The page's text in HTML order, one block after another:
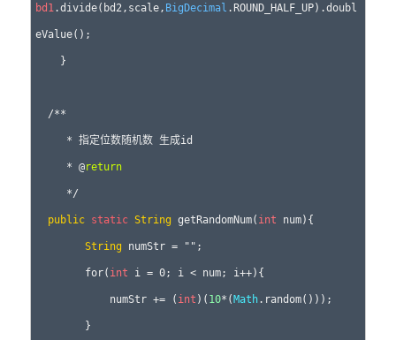
bd1 .divide(bd2,scale, BigDecimal .ROUND_HALF_UP).doubl
eValue();
     * @
return
public static String getRandomNum( int num){
String numStr = "";
        for(
int i = 0; i < num; i++){
            numStr += (
int )( 10*(Math.random()));